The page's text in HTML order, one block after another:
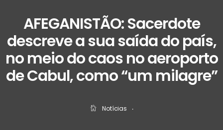
AFEGANISTÃO: Sacerdote
descreve a sua saída do país,
no meio do caos no aeroporto
de Cabul, como “um milagre”
Notícias ‧